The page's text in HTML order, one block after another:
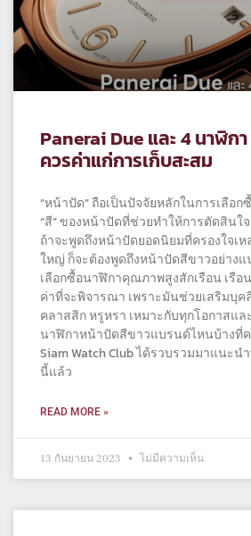
Panerai Due และ 4 นาฬิก
ควรค่าแก่การเก็บสะสม
“หน้าปัด” ถือเป็นปัจจัยหลักในการเลือก
“สี” ของหน้าปัดที่ช่วยทำให้การตัดสินใ
ถ้าจะพูดถึงหน้าปัดยอดนิยมที่ครองใจเ
ใหญ่ ก็จะต้องพูดถึงหน้าปัดสีขาวอย่าง
เลือกซื้อนาฬิกาคุณภาพสูงสักเรือน เรื
ค่าที่จะพิจารณา เพราะมันช่วยเสริมบุค
คลาสสิก หรูหรา เหมาะกับทุกโอกาสแ
นาฬิกาหน้าปัดสีขาวแบรนด์ไหนบ้างที่ค
Siam Watch Club ได้รวบรวมมาแนะ
นี้แล้ว
READ MORE »
13 กันยายน 2023 ไม่มีความเห็น